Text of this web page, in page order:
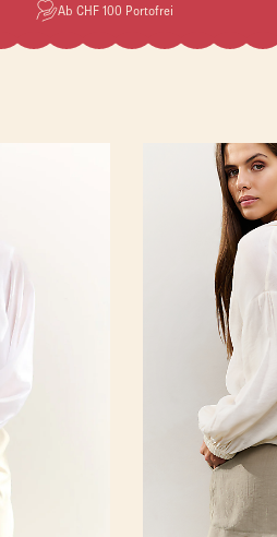
Ab CHF 100 Portofrei